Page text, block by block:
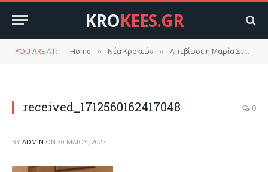
KROKEES.GR
YOU ARE AT: Home » Νέα Κροκεών » Απεβίωσε η Μαρία Στρατηγάκου – Παντελεάκη
received_1712560162417048 0
BY ADMIN ON 30 ΜΑΪ́ΟΥ, 2022